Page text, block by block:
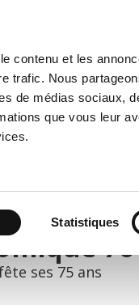
contenu et les
trafic. Nous
de médias sociaux,
que vous leur
Statistiques
History
ses 75 ans